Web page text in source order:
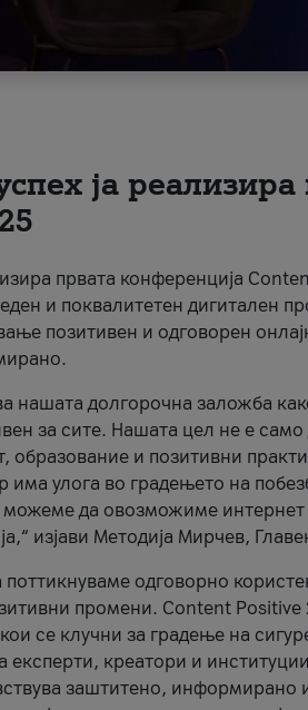
ја
првата конференција
и поквалитетен дигитален
позитивен и одговорен
нашата долгорочна заложба
за сите. Нашата цел не е
образование и позитивни
има улога во градењето на
да овозможиме интернет
изјави Методија Мирчев,
поттикнуваме одговорно
промени. Content Positive
се клучни за градење на
креатори и
заштитено, информирано